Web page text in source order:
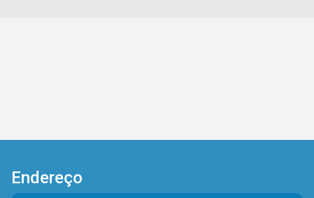
Endereço